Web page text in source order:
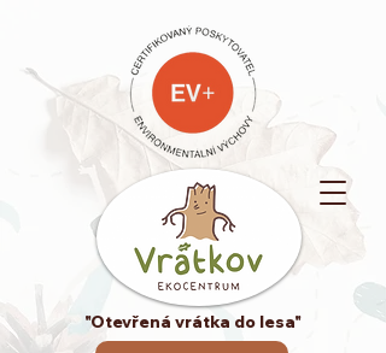
"Otevřená vrátka do lesa"